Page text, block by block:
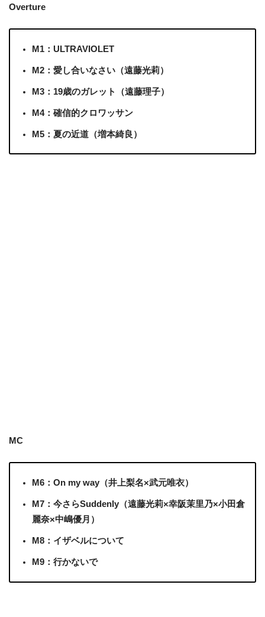
Overture
M1：ULTRAVIOLET
M2：愛し合いなさい（遠藤光莉）
M3：19歳のガレット（遠藤理子）
M4：確信的クロワッサン
M5：夏の近道（増本綺良）
MC
M6：On my way（井上梨名×武元唯衣）
M7：今さらSuddenly（遠藤光莉×幸阪茉里乃×小田倉
麗奈×中嶋優月）
M8：イザベルについて
M9：行かないで